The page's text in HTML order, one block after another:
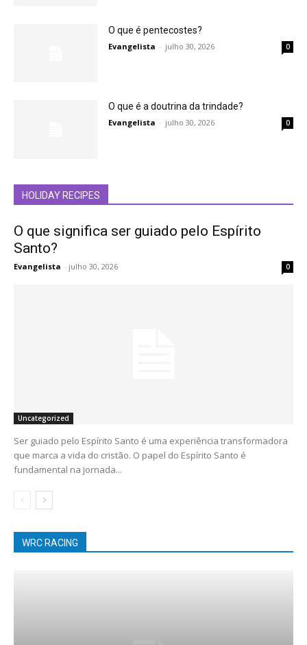
O que é pentecostes?
Evangelista - julho 30, 2026 0
O que é a doutrina da trindade?
Evangelista - julho 30, 2026 0
HOLIDAY RECIPES
O que significa ser guiado pelo Espírito
Santo?
Evangelista - julho 30, 2026 0
Uncategorized
Ser guiado pelo Espírito Santo é uma experiência transformadora
que marca a vida do cristão. O papel do Espírito Santo é
fundamental na jornada...
WRC RACING